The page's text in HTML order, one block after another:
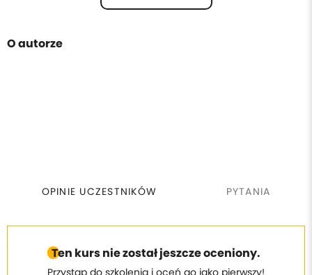
O autorze
OPINIE UCZESTNIKÓW PYTANIA
Ten kurs nie został jeszcze oceniony.
Przystąp do szkolenia i oceń go jako pierwszy!